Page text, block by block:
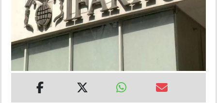
MUNDO
INSÓLITAS
MULTIMEDIA
IMPRESO